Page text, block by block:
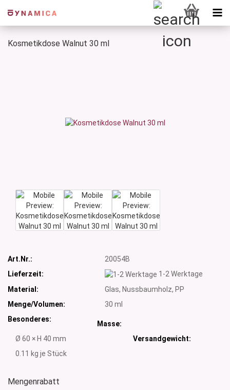
Kosmetikdose Walnut 30 ml
Art.Nr.:
20054B
Lieferzeit:
1-2 Werktage
Material:
Glas, Nussbaumholz, PP
Menge/Volumen:
30 ml
Besonderes:
Masse:
Ø 60 × H 40 mm
Versandgewicht:
0.11 kg je Stück
Mengenrabatt